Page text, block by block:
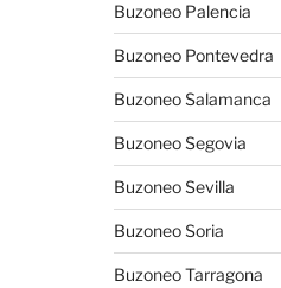
Buzoneo Palencia
Buzoneo Pontevedra
Buzoneo Salamanca
Buzoneo Segovia
Buzoneo Sevilla
Buzoneo Soria
Buzoneo Tarragona